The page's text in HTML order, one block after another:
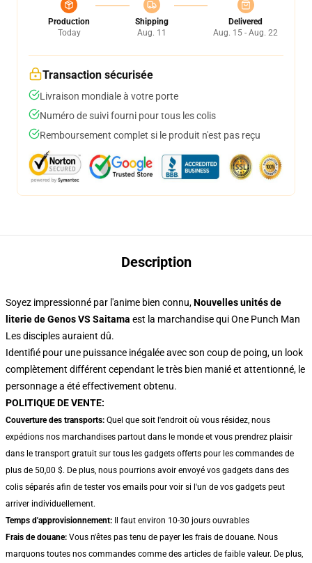
Production
Today
Shipping
Aug. 11
Delivered
Aug. 15 - Aug. 22
Transaction sécurisée
Livraison mondiale à votre porte
Numéro de suivi fourni pour tous les colis
Remboursement complet si le produit n'est pas reçu
Description
Soyez impressionné par l'anime bien connu,Nouvelles unités de
literie de Genos VS Saitama est la marchandise qui One Punch Man
Les disciples auraient dû.
Identifié pour une puissance inégalée avec son coup de poing, un look
complètement différent cependant le très bien manié et attentionné, le
personnage a été effectivement obtenu.
POLITIQUE DE VENTE:
Couverture des transports: Quel que soit l'endroit où vous résidez, nous
expédions nos marchandises partout dans le monde et vous prendrez plaisir
dans le transport gratuit sur tous les gadgets offerts pour les commandes de
plus de 50,00 $. De plus, nous pourrions avoir envoyé vos gadgets dans des
colis séparés afin de tester vos emails pour voir si l'un de vos gadgets peut
arriver individuellement.
Temps d'approvisionnement: Il faut environ 10-30 jours ouvrables
Frais de douane: Vous n'êtes pas tenu de payer les frais de douane. Nous
marquons toutes nos commandes comme des articles de faible valeur. De plus,